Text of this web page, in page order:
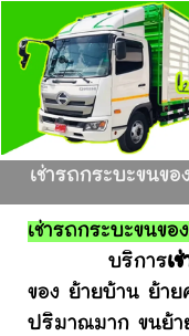
เช่ารถกระบะขนข
เช่ารถกระบะขนข
บริการเ
ของ ย้ายบ้าน ย้า
ปริมาณมาก ขนย้า